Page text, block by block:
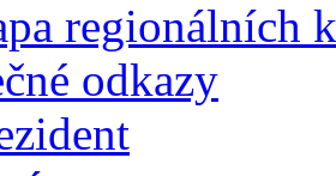
regionálních
odkazy